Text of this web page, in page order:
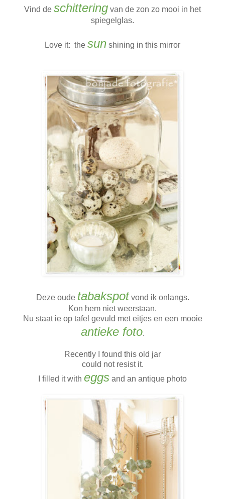
Vind de schittering van de zon zo mooi in het
spiegelglas.
Love it: the sun shining in this mirror
Deze oude tabakspotvond ik onlangs.
Kon hem niet weerstaan.
Nu staat ie op tafel gevuld met eitjes en een mooie
antieke foto.
Recently I found this old jar
could not resist it.
I filled it with eggs and an antique photo